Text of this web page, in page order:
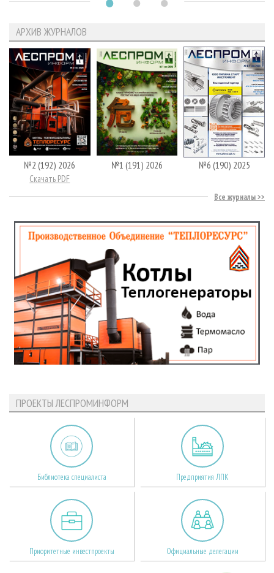
АРХИВ ЖУРНАЛОВ
№2 (192) 2026
Скачать PDF
№1 (191) 2026 №6 (190) 2025
Все журналы
ПРОЕКТЫ ЛЕСПРОМИНФОРМ
Библиотека специалиста Предприятия ЛПК
Приоритетные инвестпроекты Официальные делегации